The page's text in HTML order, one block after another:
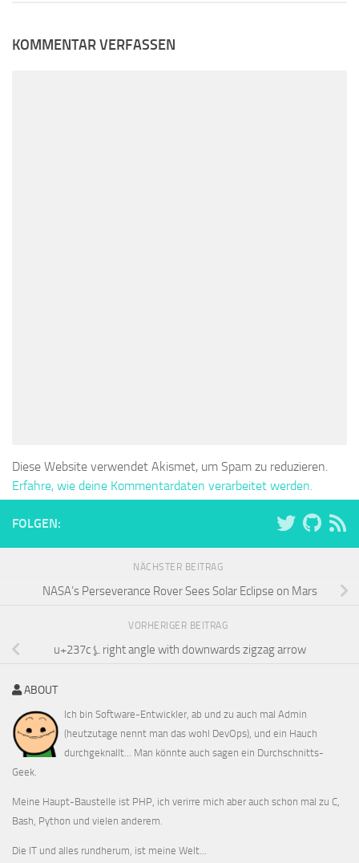
KOMMENTAR VERFASSEN
Diese Website verwendet Akismet, um Spam zu reduzieren.
Erfahre, wie deine Kommentardaten verarbeitet werden.
FOLGEN:
NÄCHSTER BEITRAG
NASA’s Perseverance Rover Sees Solar Eclipse on Mars
VORHERIGER BEITRAG
u+237c ⍼ right angle with downwards zigzag arrow
ABOUT
Ich bin Software-Entwickler, ab und zu auch mal Admin
(heutzutage nennt man das wohl DevOps), und ein Hauch
durchgeknallt... Man könnte auch sagen ein Durchschnitts-
Geek.
Meine Haupt-Baustelle ist PHP, ich verirre mich aber auch schon mal zu C,
Bash, Python und vielen anderem.
Die IT und alles rundherum, ist meine Welt...